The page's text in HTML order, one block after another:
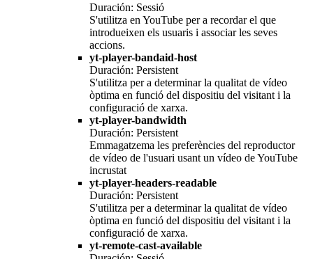
Duración: Sessió
S'utilitza en YouTube per a recordar el que
introdueixen els usuaris i associar les seves
accions.
yt-player-bandaid-host
Duración: Persistent
S'utilitza per a determinar la qualitat de vídeo
òptima en funció del dispositiu del visitant i la
configuració de xarxa.
yt-player-bandwidth
Duración: Persistent
Emmagatzema les preferències del reproductor
de vídeo de l'usuari usant un vídeo de YouTube
incrustat
yt-player-headers-readable
Duración: Persistent
S'utilitza per a determinar la qualitat de vídeo
òptima en funció del dispositiu del visitant i la
configuració de xarxa.
yt-remote-cast-available